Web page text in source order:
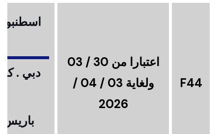
F44
اعتبارا من 30 / 03
ولغاية 03 / 04 /
2026
دبي .
باريس